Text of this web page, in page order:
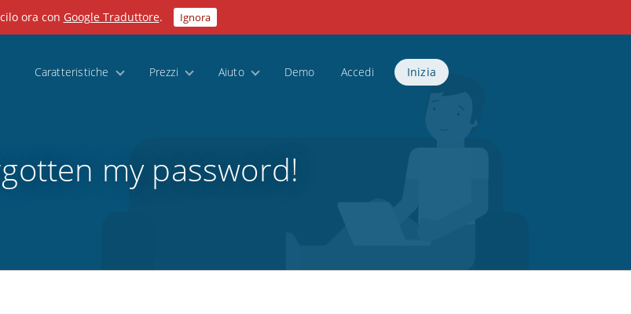
ora con Google Traduttore. Ignora
Caratteristiche Prezzi Aiuto Demo Accedi Inizia
my password!